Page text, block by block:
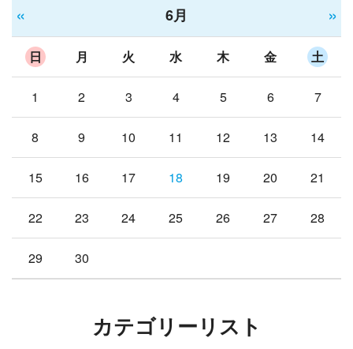
« 6月 »
日 月 火 水 木 金 土
1 2 3 4 5 6 7
8 9 10 11 12 13 14
15 16 17 18 19 20 21
22 23 24 25 26 27 28
29 30
カテゴリーリスト